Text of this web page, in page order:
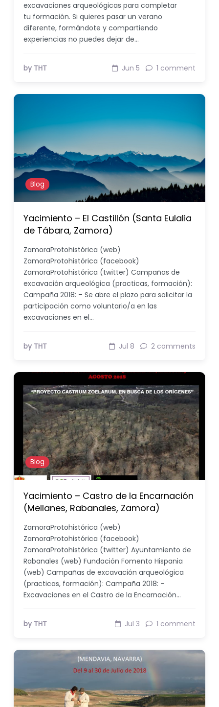
excavaciones arqueológicas para completar
tu formación. Si quieres pasar un verano
diferente, formándote y compartiendo
experiencias no puedes dejar de…
by THT Jun 5 1 comment
Blog
Yacimiento – El Castillón (Santa Eulalia
de Tábara, Zamora)
ZamoraProtohistórica (web)
ZamoraProtohistórica (facebook)
ZamoraProtohistórica (twitter) Campañas de
excavación arqueológica (practicas, formación):
Campaña 2018: – Se abre el plazo para solicitar la
participación como voluntario/a en las
excavaciones en el…
by THT Jul 8 2 comments
Blog
Yacimiento – Castro de la Encarnación
(Mellanes, Rabanales, Zamora)
ZamoraProtohistórica (web)
ZamoraProtohistórica (facebook)
ZamoraProtohistórica (twitter) Ayuntamiento de
Rabanales (web) Fundación Fomento Hispania
(web) Campañas de excavación arqueológica
(practicas, formación): Campaña 2018: –
Excavaciones en el Castro de la Encarnación…
by THT Jul 3 1 comment